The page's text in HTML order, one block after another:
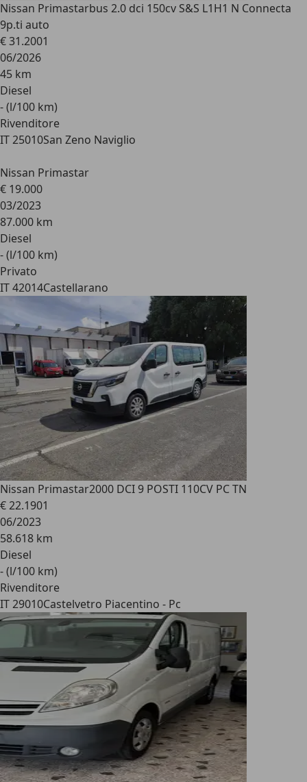
Nissan Primastarbus 2.0 dci 150cv S&S L1H1 N Connecta
9p.ti auto
€ 31.2001
06/2026
45 km
Diesel
- (l/100 km)
Rivenditore
IT 25010San Zeno Naviglio
Nissan Primastar
€ 19.000
03/2023
87.000 km
Diesel
- (l/100 km)
Privato
IT 42014Castellarano
Nissan Primastar2000 DCI 9 POSTI 110CV PC TN
€ 22.1901
06/2023
58.618 km
Diesel
- (l/100 km)
Rivenditore
IT 29010Castelvetro Piacentino - Pc